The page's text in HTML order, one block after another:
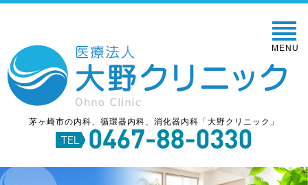
MENU
茅ヶ崎市の内科、循環器内科、消化器内科「大野クリニック」